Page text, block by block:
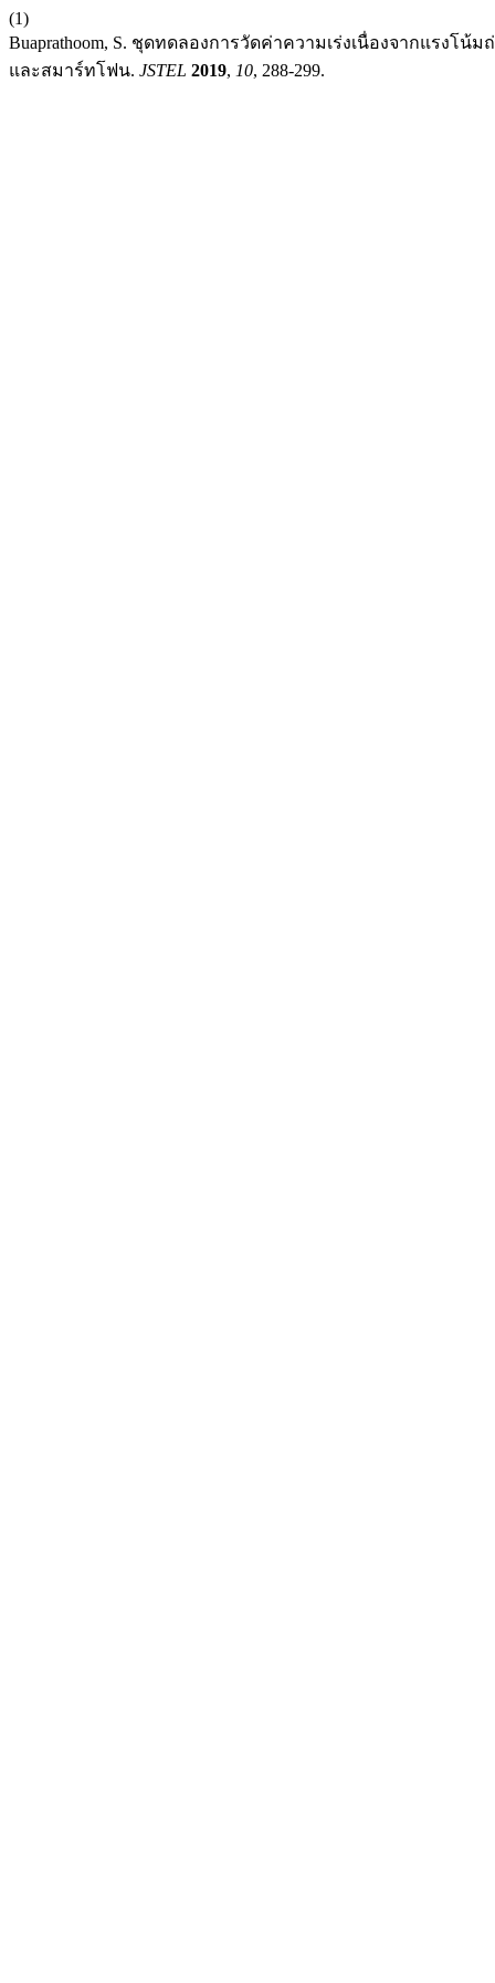
(1)
Buaprathoom, S. ชุดทดลองการวัดค่าความเร่งเนื่องจากแรงโ
และสมาร์ทโฟน. JSTEL 2019, 10, 288-299.